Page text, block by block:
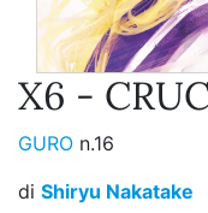
X6 -
GURO n.16
di Shiryu Nakatake